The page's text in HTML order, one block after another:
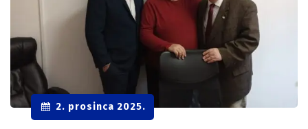
2. prosinca 2025.